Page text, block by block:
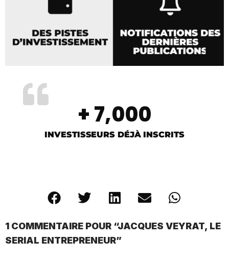
INVESTISSEURS DÉJÀ INSCRITS
+ 7,000
1 COMMENTAIRE POUR “JACQUES VEYRAT, LE
SERIAL ENTREPRENEUR”